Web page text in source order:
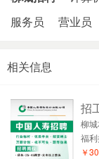
服务员
营业员
相关信息
招
柳
福
￥